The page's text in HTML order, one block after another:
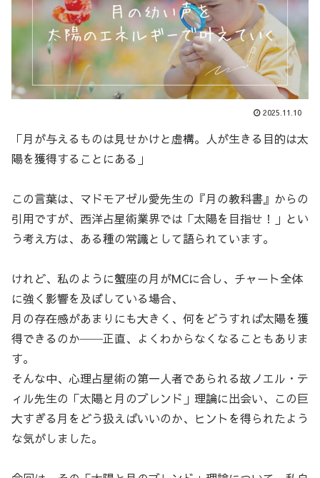
2025.11.10
「月が与えるものは見せかけと虚構。人が生きる目的は太
陽を獲得することにある」
この言葉は、マドモアゼル愛先生の『月の教科書』からの
引用ですが、西洋占星術業界では「太陽を目指せ！」とい
う考え方は、ある種の常識として語られています。
けれど、私のように蟹座の月がMCに合し、チャート全体
に強く影響を及ぼしている場合、
月の存在感があまりにも大きく、何をどうすれば太陽を獲
得できるのか──正直、よくわからなくなることもありま
す。
そんな中、心理占星術の第一人者であられる故ノエル・テ
ィル先生の「太陽と月のブレンド」理論に出会い、この巨
大すぎる月をどう扱えばいいのか、ヒントを得られたよう
な気がしました。